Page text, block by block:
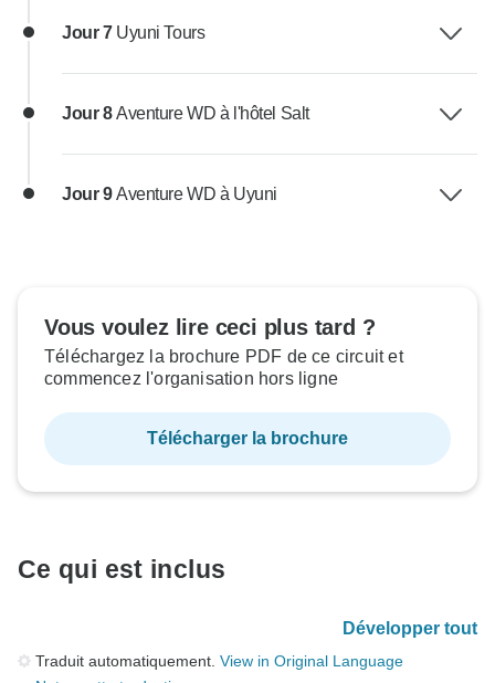
Jour 7 Uyuni Tours
Jour 8Aventure WD à l'hôtel Salt
Jour 9Aventure WD à Uyuni
Vous voulez lire ceci plus tard ?
Téléchargez la brochure PDF de ce circuit et
commencez l'organisation hors ligne
Télécharger la brochure
Ce qui est inclus
Développer tout
Traduit automatiquement. View in Original Language